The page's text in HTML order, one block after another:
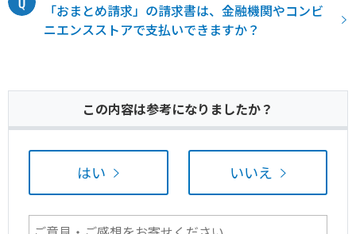
「おまとめ請求」の請求書は、金融機関やコンビ
ニエンスストアで支払いできますか？
この内容は参考になりましたか？
はい いいえ